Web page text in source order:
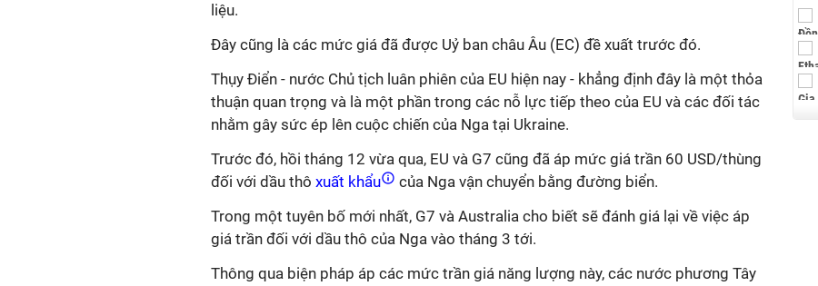
liệu.
Đây cũng là các mức giá đã được Uỷ ban châu Âu (EC) đề xuất trước đó.
Thụy Điển - nước Chủ tịch luân phiên của EU hiện nay - khẳng định đây là một thỏa
thuận quan trọng và là một phần trong các nỗ lực tiếp theo của EU và các đối tác
nhằm gây sức ép lên cuộc chiến của Nga tại Ukraine.
Trước đó, hồi tháng 12 vừa qua, EU và G7 cũng đã áp mức giá trần 60 USD/thùng
đối với dầu thô xuất khẩu
của Nga vận chuyển bằng đường biển.
Trong một tuyên bố mới nhất, G7 và Australia cho biết sẽ đánh giá lại về việc áp
giá trần đối với dầu thô của Nga vào tháng 3 tới.
Thông qua biện pháp áp các mức trần giá năng lượng này, các nước phương Tây